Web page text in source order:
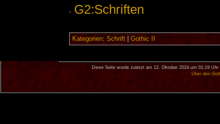
G2:Schriften
Kategorien: Schrift| Gothic II
Diese Seite wurde zuletzt am 12. Oktober 2024 um 01:19 Uhr
Über den